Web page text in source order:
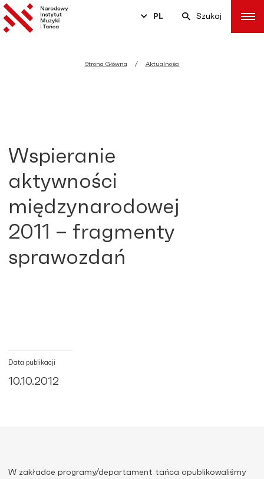
PL Szukaj
Strona Główna Aktualności
Wspieranie
aktywności
międzynarodowej
2011 – fragmenty
sprawozdań
Data publikacji
10.10.2012
W zakładce programy/departament tańca opublikowaliśmy